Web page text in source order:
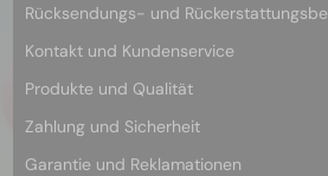
Rücksendungs- und
Kontakt und Kundenservice
Produkte und Qualität
Zahlung und Sicherheit
Garantie und Reklamationen